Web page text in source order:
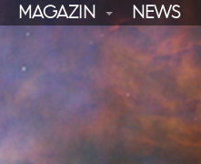
MAGAZIN NEWS